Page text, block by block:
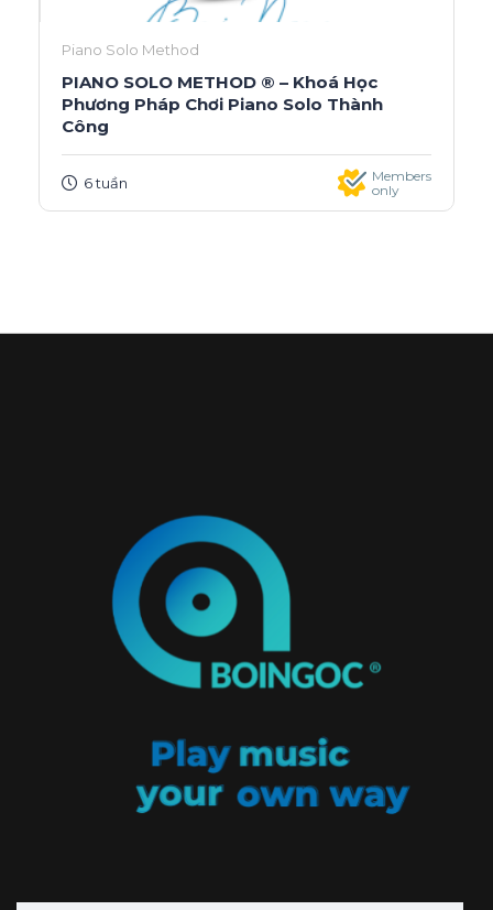
Piano Solo Method
PIANO SOLO METHOD ® – Khoá Học
Phương Pháp Chơi Piano Solo Thành
Công
6 tuần
Members
only